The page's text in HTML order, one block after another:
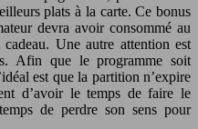
plats à la carte. Ce bonus
devra avoir consommé au
Une autre attention est
Afin que le programme soit
est que la partition n’expire
d’avoir le temps de faire le
de perdre son sens pour